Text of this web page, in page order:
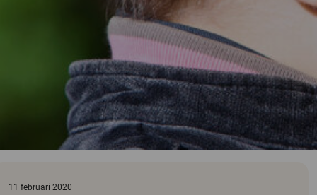
11 februari 2020